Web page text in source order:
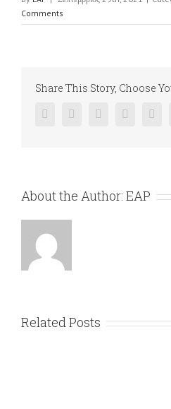
Comments
Share This Story, Choose
FacebookTwitter LinkedinReddit
About the Author: EAP
Related Posts